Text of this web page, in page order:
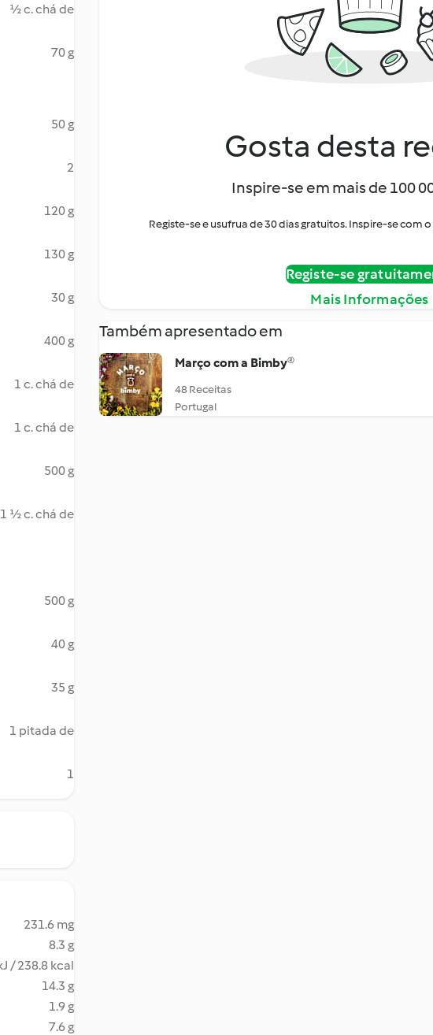
½ c. chá de
70 g
50 g
2
120 g
130 g
30 g
400 g
1 c. chá de
1 c. chá de
500 g
1 ½ c. chá de
500 g
40 g
35 g
1 pitada de
1
231.6 mg
8.3 g
/ 238.8 kcal
14.3 g
1.9 g
7.6 g
Gosta desta
Inspire-se em mais de 100
Registe-se e usufrua de 30 dias gratuitos. Inspire-se com
Registe-se
Mais Informações
Também apresentado em
Março com a Bimby®
48 Receitas
Portugal